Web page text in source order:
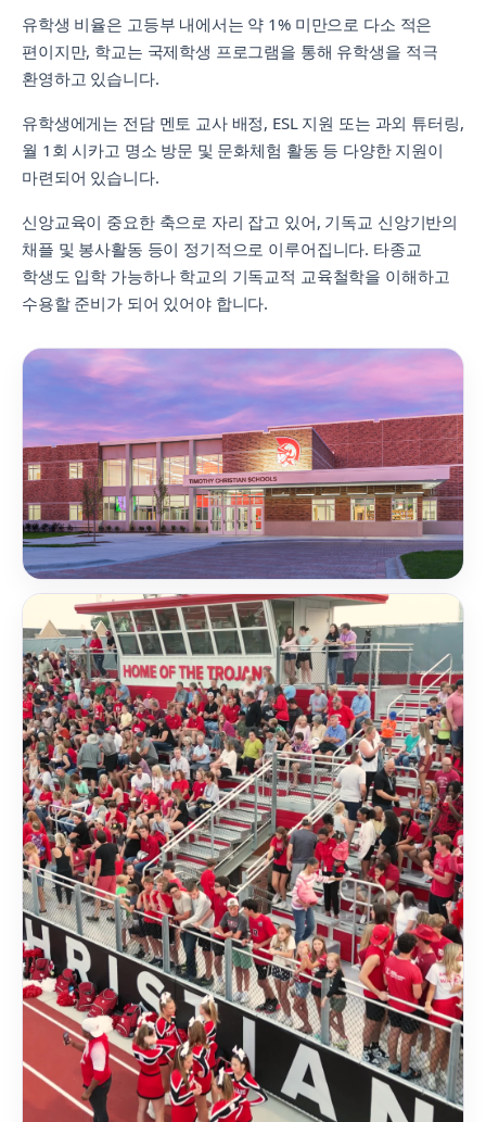
유학생 비율은 고등부 내에서는 약 1% 미만으로 다소 적은
편이지만, 학교는 국제학생 프로그램을 통해 유학생을 적극
환영하고 있습니다.
유학생에게는 전담 멘토 교사 배정, ESL 지원 또는 과외 튜터링,
월 1회 시카고 명소 방문 및 문화체험 활동 등 다양한 지원이
마련되어 있습니다.
신앙교육이 중요한 축으로 자리 잡고 있어, 기독교 신앙기반의
채플 및 봉사활동 등이 정기적으로 이루어집니다. 타종교
학생도 입학 가능하나 학교의 기독교적 교육철학을 이해하고
수용할 준비가 되어 있어야 합니다.